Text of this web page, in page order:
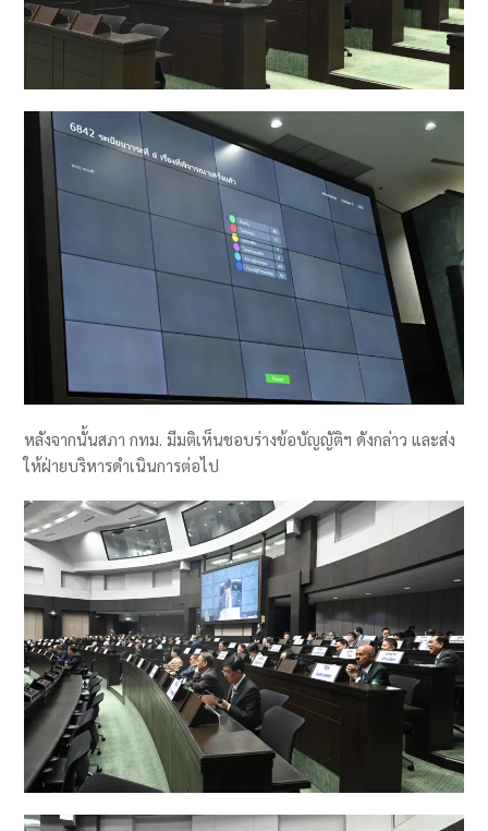
หลังจากนั้นสภา กทม. มีมติเห็นชอบร่างข้อบัญญัติฯ ดังกล่าว และส่ง
ให้ฝ่ายบริหารดำเนินการต่อไป